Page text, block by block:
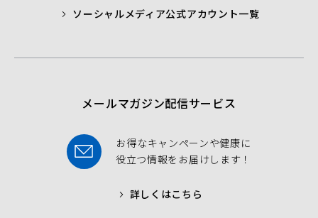
a
o
t
r
t
e
ソーシャルメディア公式アカウント一覧
メールマガジン配信サービス
お得なキャンペーンや健康に
役立つ情報をお届けします！
詳しくはこちら